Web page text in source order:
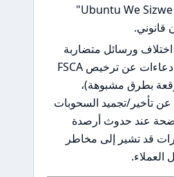
باسم "Ubuntu We Sizwe (Pty) Ltd"
ورسائل متضاربة
حول التراخيص (ادعاءات عن ترخيص FSCA
بطرق مشبوهة)،
تجميد السحوبات
عند حدوث أرصدة
قد تشير إلى مخاطر